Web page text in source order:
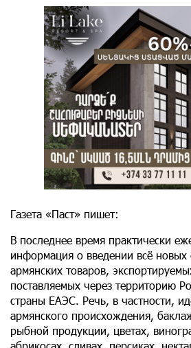
Газета «Паст» пишет:
В последнее время практически
информация о введении всё новых
армянских товаров,
поставляемых через территорию
страны ЕАЭС. Речь, в частности,
армянского происхождения,
рыбной продукции, цветах,